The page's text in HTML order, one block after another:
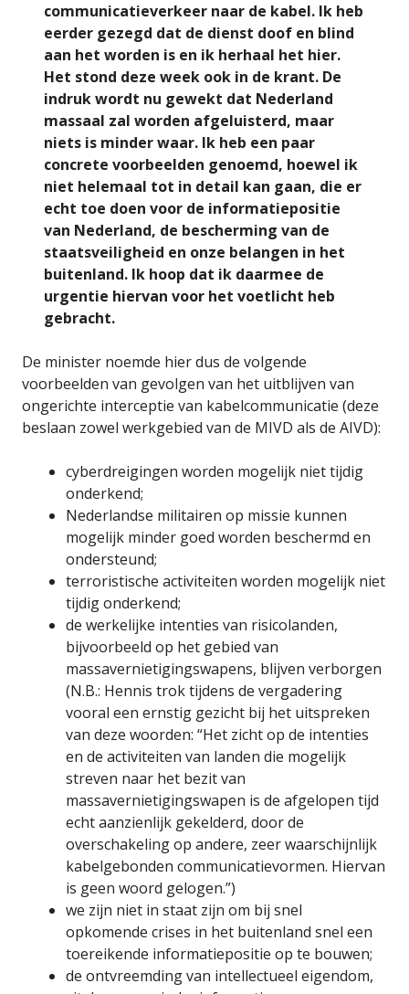
communicatieverkeer naar de kabel. Ik heb
eerder gezegd dat de dienst doof en blind
aan het worden is en ik herhaal het hier.
Het stond deze week ook in de krant. De
indruk wordt nu gewekt dat Nederland
massaal zal worden afgeluisterd, maar
niets is minder waar. Ik heb een paar
concrete voorbeelden genoemd, hoewel ik
niet helemaal tot in detail kan gaan, die er
echt toe doen voor de informatiepositie
van Nederland, de bescherming van de
staatsveiligheid en onze belangen in het
buitenland. Ik hoop dat ik daarmee de
urgentie hiervan voor het voetlicht heb
gebracht.
De minister noemde hier dus de volgende
voorbeelden van gevolgen van het uitblijven van
ongerichte interceptie van kabelcommunicatie (deze
beslaan zowel werkgebied van de MIVD als de AIVD):
cyberdreigingen worden mogelijk niet tijdig
onderkend;
Nederlandse militairen op missie kunnen
mogelijk minder goed worden beschermd en
ondersteund;
terroristische activiteiten worden mogelijk niet
tijdig onderkend;
de werkelijke intenties van risicolanden,
bijvoorbeeld op het gebied van
massavernietigingswapens, blijven verborgen
(N.B.: Hennis trok tijdens de vergadering
vooral een ernstig gezicht bij het uitspreken
van deze woorden: “Het zicht op de intenties
en de activiteiten van landen die mogelijk
streven naar het bezit van
massavernietigingswapen is de afgelopen tijd
echt aanzienlijk gekelderd, door de
overschakeling op andere, zeer waarschijnlijk
kabelgebonden communicatievormen. Hiervan
is geen woord gelogen.”)
we zijn niet in staat zijn om bij snel
opkomende crises in het buitenland snel een
toereikende informatiepositie op te bouwen;
de ontvreemding van intellectueel eigendom,